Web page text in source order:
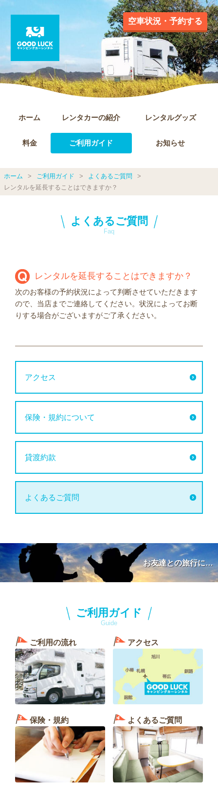
空車状況・予約する
ホーム レンタカーの紹介 レンタルグッズ
料金 ご利用ガイド お知らせ
ホーム ご利用ガイド
よくあるご質問
レンタルを延長することはできますか？
よくあるご質問
Faq
レンタルを延長することはできますか？
次のお客様の予約状況によって判断させていただきます
ので、当店までご連絡してください。状況によってお断
りする場合がございますがご了承ください。
アクセス
保険・規約について
貸渡約款
よくあるご質問
お友達との旅行に…
ご利用ガイド
Guide
ご利用の流れ アクセス
保険・規約 よくあるご質問